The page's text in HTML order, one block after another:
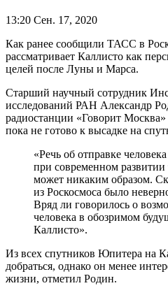
13:20 Сен. 17, 2020
Как ранее сообщили ТАСС в
рассматривает Каллисто как
целей после Луны и Марса.
Старший научный сотрудник
исследований РАН Александр
радиостанции «Говорит Москва»
пока не готово к высадке на
«Речь об отправке
при современном
может никаким образом.
из Роскосмоса было
Вряд ли говорилось о
человека в обозримом
Каллисто».
Из всех спутников Юпитера на
добраться, однако он менее
жизни, отметил Родин.